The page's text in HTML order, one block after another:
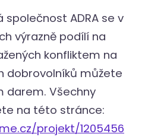
ADRA se v
výrazně podílí na
konfliktem na
dobrovolníků můžete
darem. Všechny
na této stránce:
projekt/1205456